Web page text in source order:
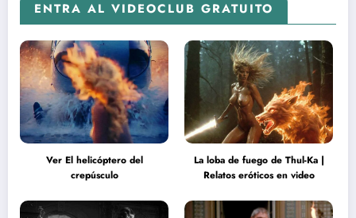
ENTRA AL VIDEOCLUB GRATUITO
Ver El helicóptero del
crepúsculo
La loba de fuego de Thul-Ka |
Relatos eróticos en video